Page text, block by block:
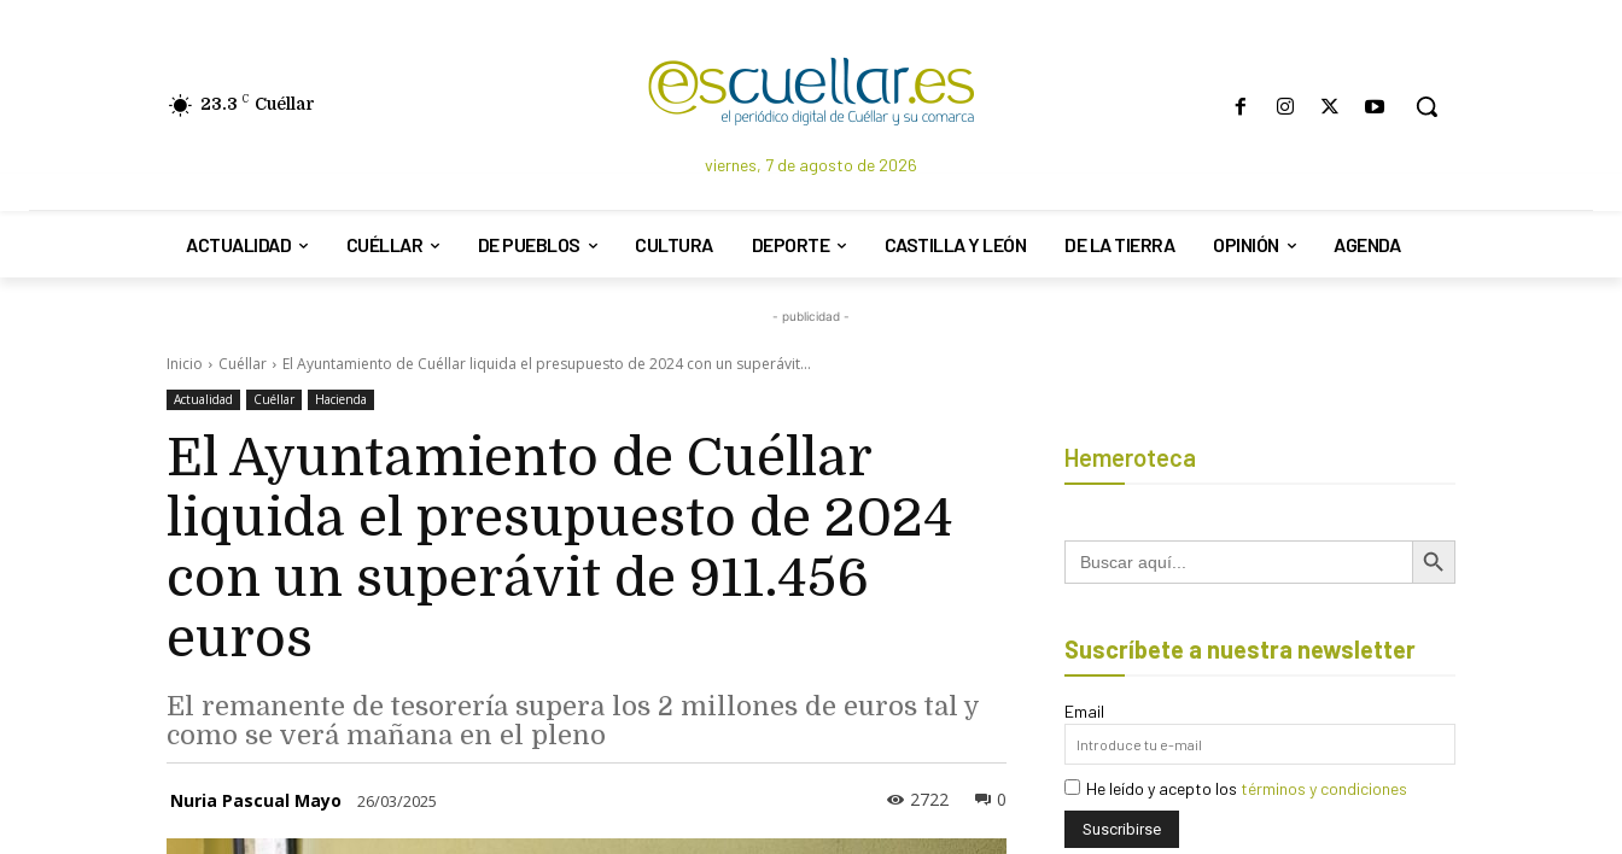
23.3 C Cuéllar
viernes, 7 de agosto de 2026
ACTUALIDAD CUÉLLAR DE PUEBLOS CULTURA DEPORTE CASTILLA Y LEÓN DE LA TIERRA OPINIÓN AGENDA
- publicidad -
Inicio Cuéllar El Ayuntamiento de Cuéllar liquida el presupuesto de 2024 con un superávit...
Actualidad Cuéllar Hacienda
El Ayuntamiento de Cuéllar
liquida el presupuesto de 2024
con un superávit de 911.456
euros
El remanente de tesorería supera los 2 millones de euros tal y
como se verá mañana en el pleno
Nuria Pascual Mayo 26/03/2025 0
2722
Hemeroteca
Buscar: Botón de búsqueda
Suscríbete a nuestra newsletter
Email
He leído y acepto los términos y condiciones